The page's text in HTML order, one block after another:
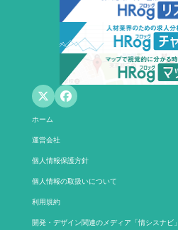
ホーム
運営会社
個人情報保護方針
個人情報の取扱いについて
利用規約
開発・デザイン関連のメディア「情シスナビ」